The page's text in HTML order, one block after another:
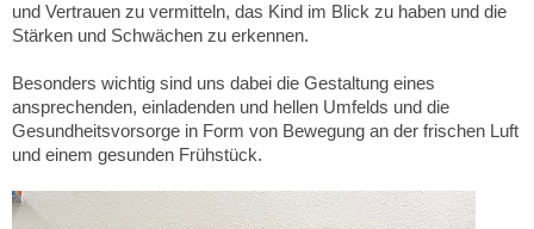
und Vertrauen zu vermitteln, das Kind im Blick zu haben und die
Stärken und Schwächen zu erkennen.
Besonders wichtig sind uns dabei die Gestaltung eines
ansprechenden, einladenden und hellen Umfelds und die
Gesundheitsvorsorge in Form von Bewegung an der frischen Luft
und einem gesunden Frühstück.